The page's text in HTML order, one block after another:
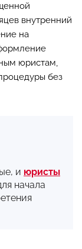
внутренний
на
юристам,
без
и юристы
начала